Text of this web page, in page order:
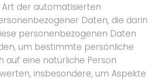
Art der automatisierten
Daten, die darin
personenbezogenen Daten
um bestimmte persönliche
auf eine natürliche Person
insbesondere, um Aspekte